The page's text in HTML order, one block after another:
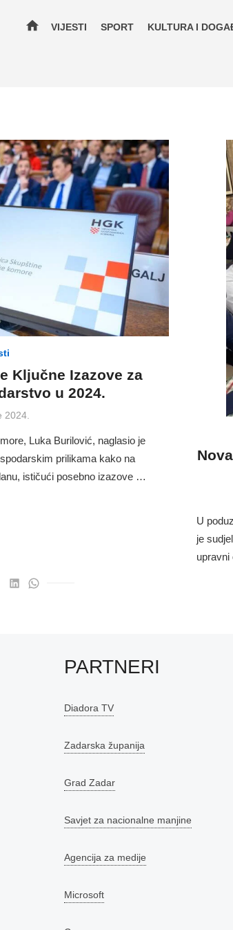
home VIJESTI SPORT KULTURA I
Ključne Izazove za
u 2024.
2024.
Luka Burilović, naglasio je
prilikama kako na
ističući posebno izazove …
U
je
upravni
PARTNERI
Diadora TV
Zadarska županija
Grad Zadar
Savjet za nacionalne manjine
Agencija za medije
Microsoft